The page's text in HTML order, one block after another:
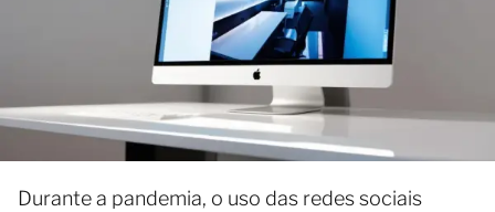
Durante a pandemia, o uso das redes sociais